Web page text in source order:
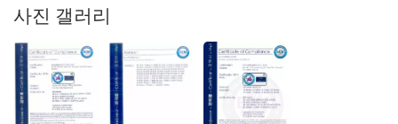
사진 갤러리